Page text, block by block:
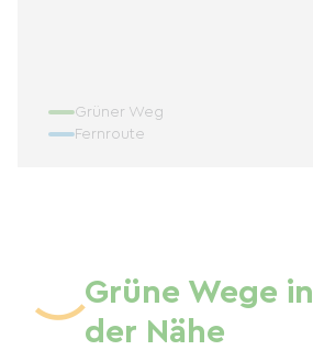
Grüner Weg
Fernroute
Grüne Wege in
der Nähe